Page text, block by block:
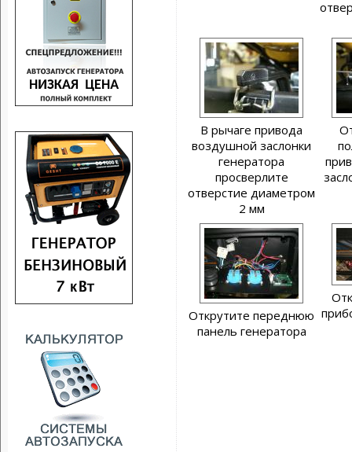
В рычаге привода
воздушной заслонки
генератора
просверлите
отверстие диаметром
2 мм
Открутите переднюю
панель генератора